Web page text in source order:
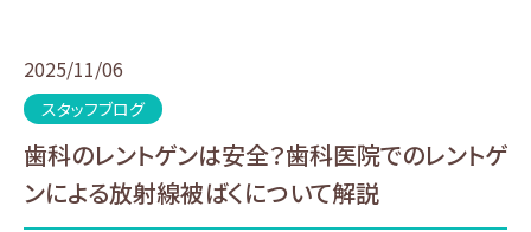
歯科のレントゲンは安全？歯科医院でのレントゲ
ンによる放射線被ばくについて解説
2025/11/06
スタッフブログ